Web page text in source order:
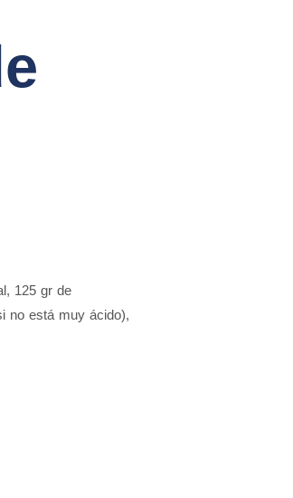
125 gr de
no está muy ácido),